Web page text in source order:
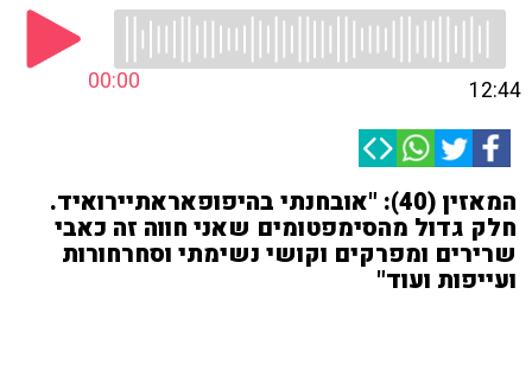
00:00 12:44
המאזין (40): "אובחנתי בהיפופאראתיירואיד.
חלק גדול מהסימפטומים שאני חווה זה כאבי
שרירים ומפרקים וקושי נשימתי וסחרחורות
ועייפות ועוד"